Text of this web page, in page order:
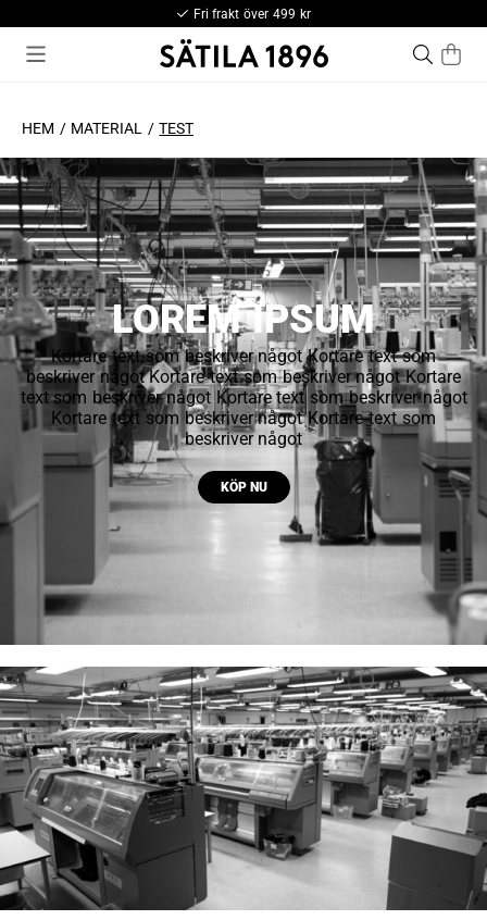
Fri frakt över 499 kr
HEM MATERIAL TEST
LOREM IPSUM
Kortare text som beskriver något Kortare text som
beskriver något Kortare text som beskriver något Kortare
text som beskriver något Kortare text som beskriver något
Kortare text som beskriver något Kortare text som
beskriver något
KÖP NU